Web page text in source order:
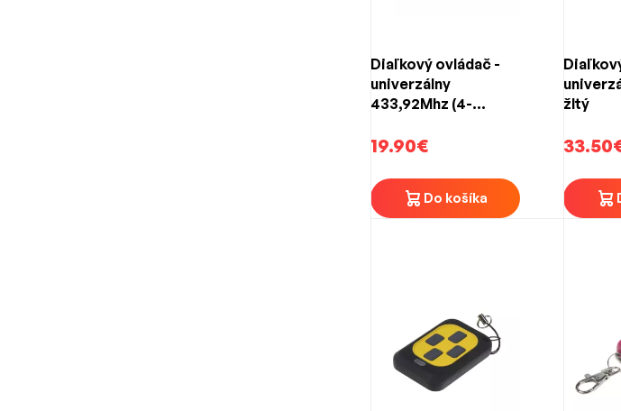
Diaľkový ovládač -
univerzálny
433,92Mhz (4-
19.90€
Do košíka
žltý